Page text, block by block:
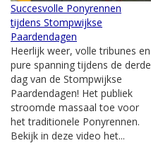
Succesvolle Ponyrennen
tijdens Stompwijkse
Paardendagen
Heerlijk weer, volle tribunes en
pure spanning tijdens de derde
dag van de Stompwijkse
Paardendagen! Het publiek
stroomde massaal toe voor
het traditionele Ponyrennen.
Bekijk in deze video het...